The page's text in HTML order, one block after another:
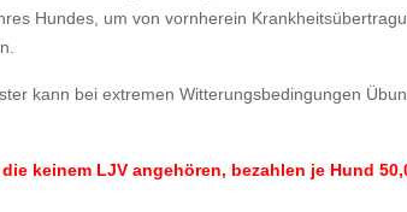
Hundes, um von vornherein
kann bei extremen Witterungsbedingungen
keinem LJV angehören, bezahlen je Hund